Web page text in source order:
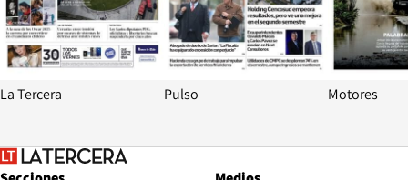
La Tercera Pulso Motores